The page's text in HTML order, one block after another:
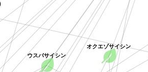
ウスバサイシン
オクエゾサイシン